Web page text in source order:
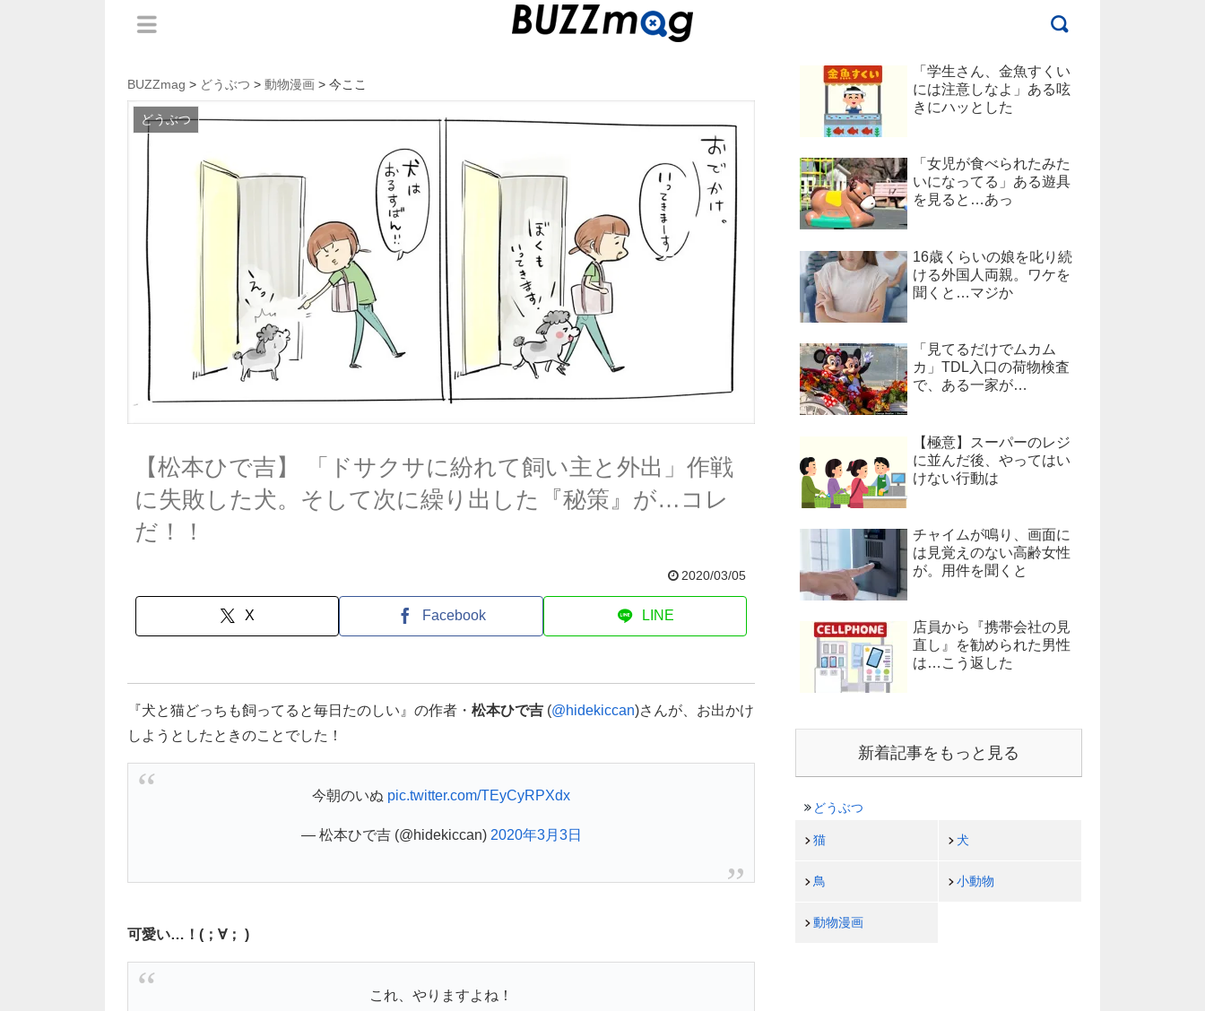
BUZZmag > どうぶつ > 動物漫画 > 今ここ
どうぶつ
【松本ひで吉】 「ドサクサに紛れて飼い主と外出」作戦
に失敗した犬。そして次に繰り出した『秘策』が…コレ
だ！！
2020/03/05
X Facebook LINE
『犬と猫どっちも飼ってると毎日たのしい』の作者・ 松本ひで吉 (@hidekiccan)さんが、お出かけ
しようとしたときのことでした！
今朝のいぬ pic.twitter.com/TEyCyRPXdx
— 松本ひで吉 (@hidekiccan) 2020年3月3日
可愛い…！(；∀； )
これ、やりますよね！
「学生さん、金魚すくい
には注意しなよ」ある呟
きにハッとした
「女児が食べられたみた
いになってる」ある遊具
を見ると…あっ
16歳くらいの娘を叱り続
ける外国人両親。ワケを
聞くと…マジか
「見てるだけでムカム
カ」TDL入口の荷物検査
で、ある一家が…
【極意】スーパーのレジ
に並んだ後、やってはい
けない行動は
チャイムが鳴り、画面に
は見覚えのない高齢女性
が。用件を聞くと
店員から『携帯会社の見
直し』を勧められた男性
は…こう返した
新着記事をもっと見る
どうぶつ
猫 犬
鳥 小動物
動物漫画